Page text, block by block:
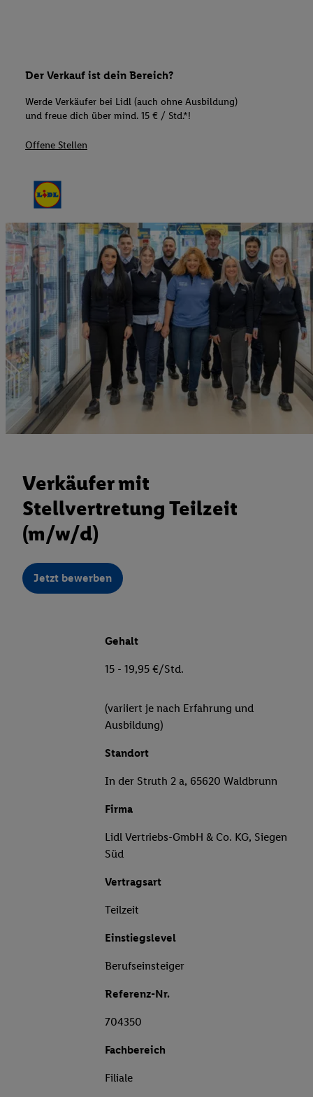
Der Verkauf ist dein Bereich?
Werde Verkäufer bei Lidl (auch ohne Ausbildung)
und freue dich über mind. 15 € / Std.*!
Offene Stellen
Verkäufer mit
Stellvertretung Teilzeit
(m/w/d)
Jetzt bewerben
Gehalt
15 - 19,95 €/Std.
(variiert je nach Erfahrung und
Ausbildung)
Standort
In der Struth 2 a, 65620 Waldbrunn
Firma
Lidl Vertriebs-GmbH & Co. KG, Siegen
Süd
Vertragsart
Teilzeit
Einstiegslevel
Berufseinsteiger
Referenz-Nr.
704350
Fachbereich
Filiale